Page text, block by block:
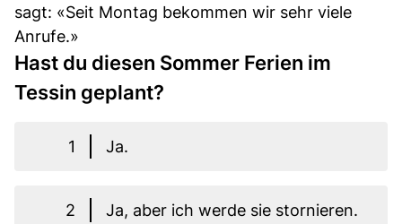
sagt: «Seit Montag bekommen wir sehr viele
Anrufe.»
Hast du diesen Sommer Ferien im
Tessin geplant?
1 Ja.
2 Ja, aber ich werde sie stornieren.